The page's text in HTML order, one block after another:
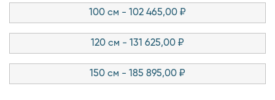
100 см - 102 465,00 ₽
120 см - 131 625,00 ₽
150 см - 185 895,00 ₽